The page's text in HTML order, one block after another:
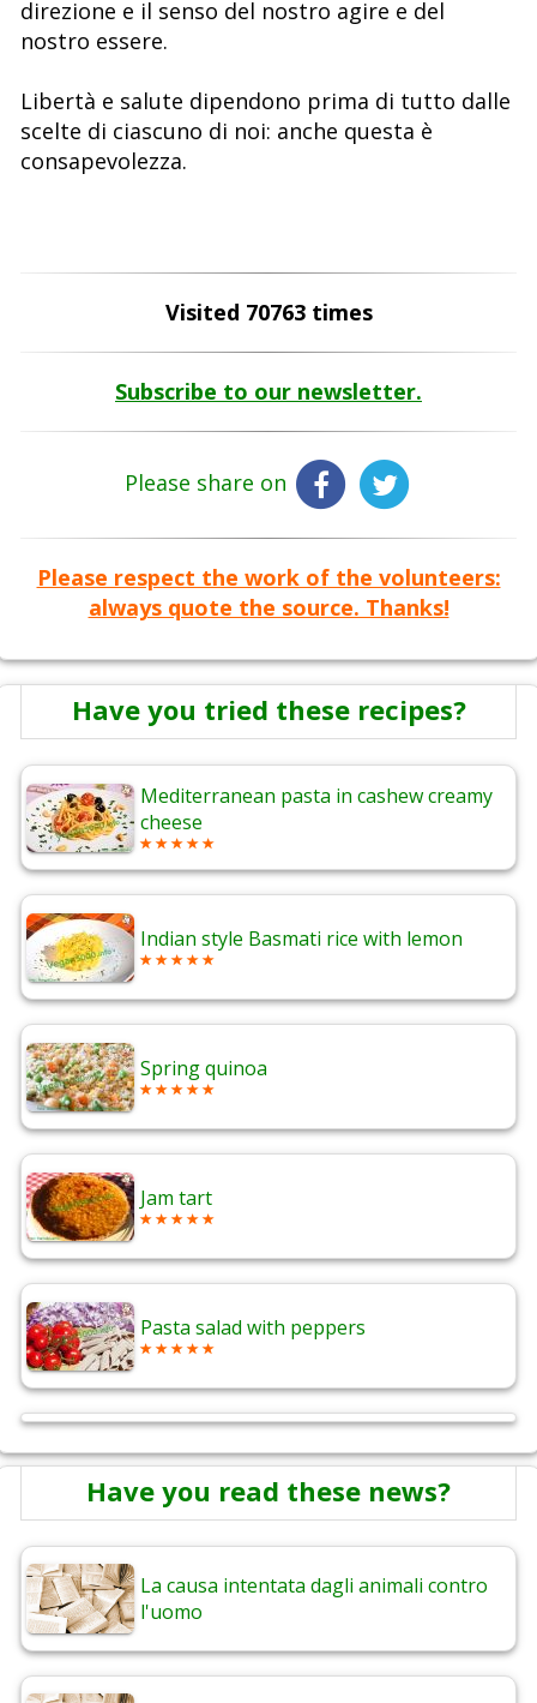
direzione e il senso del nostro agire e del
nostro essere.
Libertà e salute dipendono prima di tutto dalle
scelte di ciascuno di noi: anche questa è
consapevolezza.
Visited 70763 times
Subscribe to our newsletter.
Please share on
Please respect the work of the volunteers:
always quote the source. Thanks!
Have you tried these recipes?
Mediterranean pasta in cashew creamy
cheese
Indian style Basmati rice with lemon
Spring quinoa
Jam tart
Pasta salad with peppers
Have you read these news?
La causa intentata dagli animali contro
l'uomo